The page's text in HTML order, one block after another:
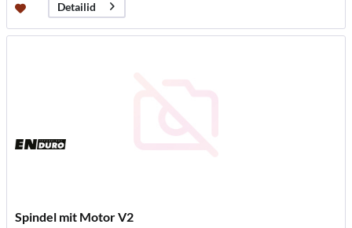
Detailid
Spindel mit Motor V2